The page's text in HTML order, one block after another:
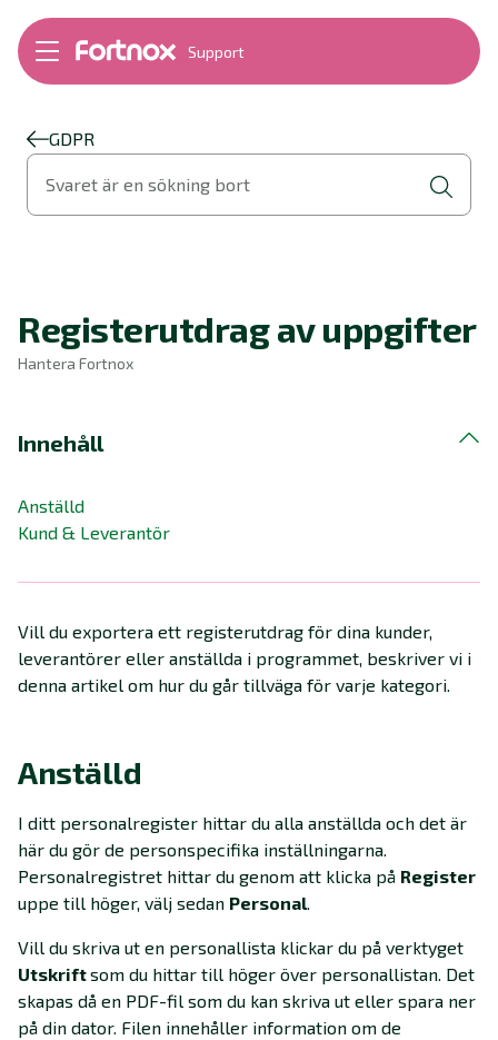
Support
Bokföring
Fakturering
Byt till Fortnox
Felsökning
Support Play
Nyheter
GDPR
Svaret är en sökning bort
Registerutdrag av uppgifter
Hantera Fortnox
Innehåll
Anställd
Kund & Leverantör
Vill du exportera ett registerutdrag för dina kunder,
leverantörer eller anställda i programmet, beskriver vi i
denna artikel om hur du går tillväga för varje kategori.
Anställd
I ditt personalregister hittar du alla anställda och det är
här du gör de personspecifika inställningarna.
Personalregistret hittar du genom att klicka på Register
uppe till höger, välj sedan Personal.
Vill du skriva ut en personallista klickar du på verktyget
Utskriftsom du hittar till höger över personallistan. Det
skapas då en PDF-fil som du kan skriva ut eller spara ner
på din dator. Filen innehåller information om de